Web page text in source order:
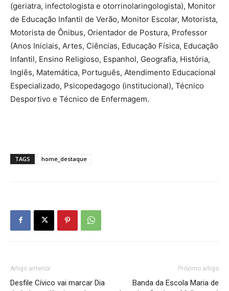
(geriatra, infectologista e otorrinolaringologista), Monitor
de Educação Infantil de Verão, Monitor Escolar, Motorista,
Motorista de Ônibus, Orientador de Postura, Professor
(Anos Iniciais, Artes, Ciências, Educação Física, Educação
Infantil, Ensino Religioso, Espanhol, Geografia, História,
Inglês, Matemática, Português, Atendimento Educacional
Especializado, Psicopedagogo (institucional), Técnico
Desportivo e Técnico de Enfermagem.
TAGS home_destaque
Artigo anterior
Desfile Cívico vai marcar Dia
Próximo artigo
Banda da Escola Maria de